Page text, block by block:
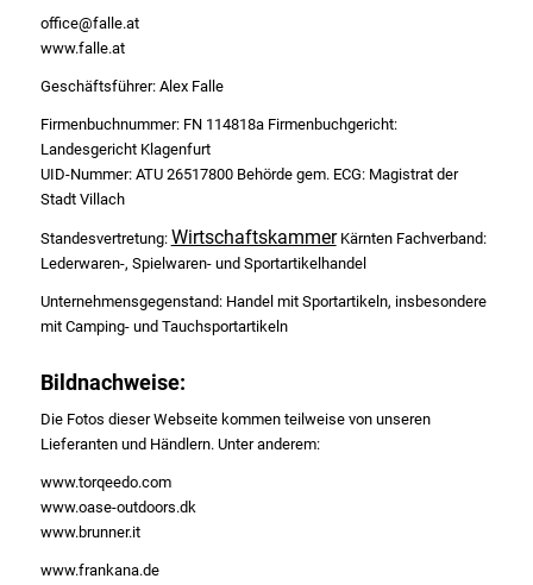
office@falle.at
www.falle.at
Geschäftsführer: Alex Falle
Firmenbuchnummer: FN 114818a Firmenbuchgericht:
Landesgericht Klagenfurt
UID-Nummer: ATU 26517800 Behörde gem. ECG: Magistrat der
Stadt Villach
Standesvertretung: WirtschaftskammerKärnten Fachverband:
Lederwaren-, Spielwaren- und Sportartikelhandel
Unternehmensgegenstand: Handel mit Sportartikeln, insbesondere
mit Camping- und Tauchsportartikeln
Bildnachweise:
Die Fotos dieser Webseite kommen teilweise von unseren
Lieferanten und Händlern. Unter anderem:
www.torqeedo.com
www.oase-outdoors.dk
www.brunner.it
www.frankana.de